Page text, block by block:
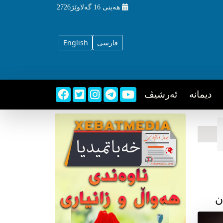
هه‌ینی 16 گه‌لاوێژ2726
English فارسی
دیمانه ئه‌رشیڤ